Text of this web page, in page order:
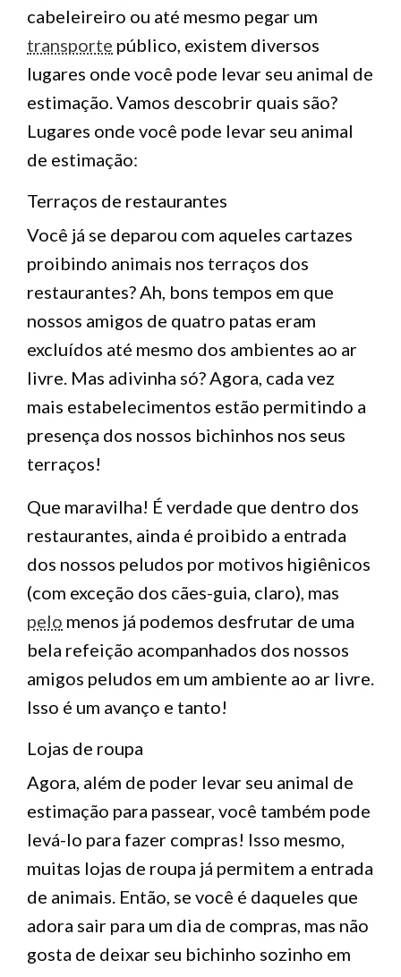
cabeleireiro ou até mesmo pegar um
transporte público, existem diversos
lugares onde você pode levar seu animal de
estimação. Vamos descobrir quais são?
Lugares onde você pode levar seu animal
de estimação:
Terraços de restaurantes
Você já se deparou com aqueles cartazes
proibindo animais nos terraços dos
restaurantes? Ah, bons tempos em que
nossos amigos de quatro patas eram
excluídos até mesmo dos ambientes ao ar
livre. Mas adivinha só? Agora, cada vez
mais estabelecimentos estão permitindo a
presença dos nossos bichinhos nos seus
terraços!
Que maravilha! É verdade que dentro dos
restaurantes, ainda é proibido a entrada
dos nossos peludos por motivos higiênicos
(com exceção dos cães-guia, claro), mas
pelo menos já podemos desfrutar de uma
bela refeição acompanhados dos nossos
amigos peludos em um ambiente ao ar livre.
Isso é um avanço e tanto!
Lojas de roupa
Agora, além de poder levar seu animal de
estimação para passear, você também pode
levá-lo para fazer compras! Isso mesmo,
muitas lojas de roupa já permitem a entrada
de animais. Então, se você é daqueles que
adora sair para um dia de compras, mas não
gosta de deixar seu bichinho sozinho em